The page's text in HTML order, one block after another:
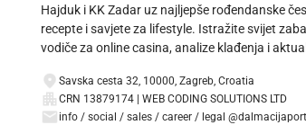
Hajduk i KK Zadar uz najljepše rođendanske
recepte i savjete za lifestyle. Istražite svijet
vodiče za online casina, analize klađenja i
Savska cesta 32, 10000, Zagreb, Croatia
CRN 13879174 | WEB CODING SOLUTIONS LTD
info / social / sales / career / legal